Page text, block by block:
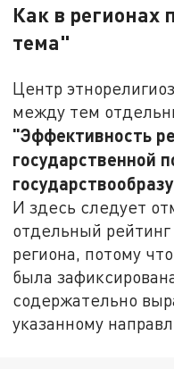
Как в регионах
тема"
Центр
между тем
"Эффективность
государственной
И здесь следует
отдельный
региона, потому
была
содержательно
указанному